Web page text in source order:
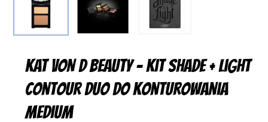
KAT VON D BEAUTY – Kit Shade + Light
Contour Duo do konturowania
Medium